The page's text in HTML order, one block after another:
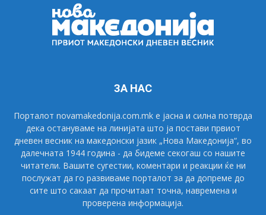
ЗА НАС
Порталот novamakedonija.com.mk е јасна и силна потврда
дека остануваме на линијата што ја постави првиот
дневен весник на македонски јазик „Нова Македонија“, во
далечната 1944 година - да бидеме секогаш со нашите
читатели. Вашите сугестии, коментари и реакции ќе ни
послужат да го развиваме порталот за да допреме до
сите што сакаат да прочитаат точна, навремена и
проверена информација.